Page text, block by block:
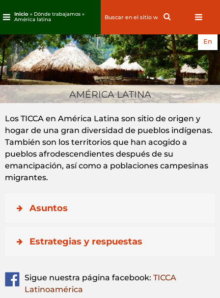
Ir
al
contenido
Inicio» Dónde trabajamos »
América latina
Search
En
AMÉRICA LATINA
Los TICCA en América Latina son sitio de origen y
hogar de una gran diversidad de pueblos indígenas.
También son los territorios que han acogido a
pueblos afrodescendientes después de su
emancipación, así como a poblaciones campesinas
migrantes.
Asuntos
Estrategias y respuestas
Sigue nuestra página facebook: TICCA
Latinoamérica